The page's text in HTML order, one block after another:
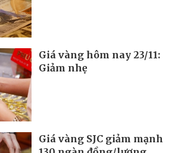
Giá vàng hôm nay 23/11:
Giảm nhẹ
Giá vàng SJC giảm mạnh